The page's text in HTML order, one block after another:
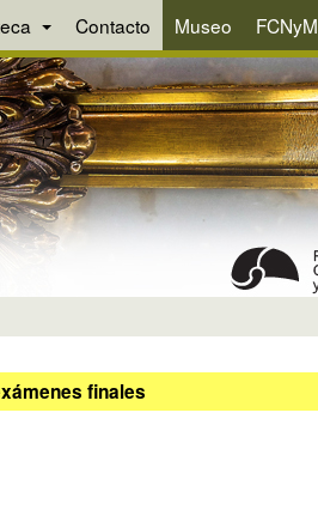
Contacto Museo FCNyM
finales